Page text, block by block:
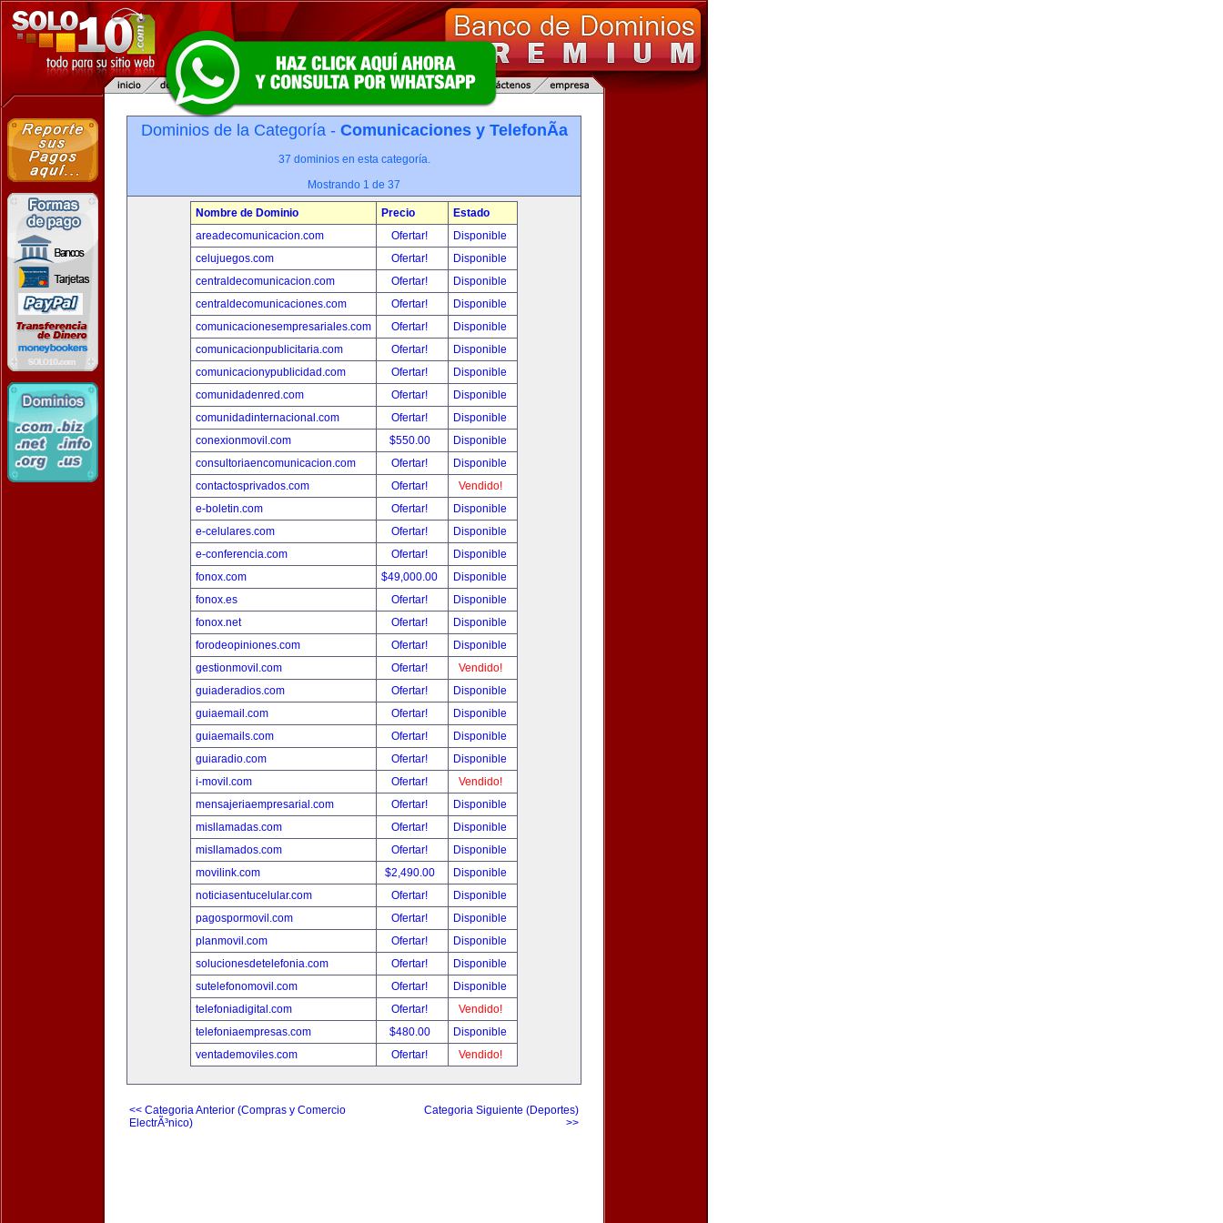
Dominios de la Categoría - Comunicaciones y TelefonÃ­a
37 dominios en esta categoría.
Mostrando 1 de 37
Nombre de Dominio Precio
Estado
areadecomunicacion.com
Ofertar!
Disponible
celujuegos.com
Ofertar!
Disponible
centraldecomunicacion.com
Ofertar!
Disponible
centraldecomunicaciones.com
Ofertar!
Disponible
comunicacionesempresariales.com
Ofertar!
Disponible
comunicacionpublicitaria.com
Ofertar!
Disponible
comunicacionypublicidad.com
Ofertar!
Disponible
comunidadenred.com
Ofertar!
Disponible
comunidadinternacional.com
Ofertar!
Disponible
conexionmovil.com
$550.00
Disponible
consultoriaencomunicacion.com
Ofertar!
Disponible
contactosprivados.com
Ofertar!
Vendido!
e-boletin.com
Ofertar!
Disponible
e-celulares.com
Ofertar!
Disponible
e-conferencia.com
Ofertar!
Disponible
fonox.com
$49,000.00
Disponible
fonox.es
Ofertar!
Disponible
fonox.net
Ofertar!
Disponible
forodeopiniones.com
Ofertar!
Disponible
gestionmovil.com
Ofertar!
Vendido!
guiaderadios.com
Ofertar!
Disponible
guiaemail.com
Ofertar!
Disponible
guiaemails.com
Ofertar!
Disponible
guiaradio.com
Ofertar!
Disponible
i-movil.com
Ofertar!
Vendido!
mensajeriaempresarial.com
Ofertar!
Disponible
misllamadas.com
Ofertar!
Disponible
misllamados.com
Ofertar!
Disponible
movilink.com
$2,490.00
Disponible
noticiasentucelular.com
Ofertar!
Disponible
pagospormovil.com
Ofertar!
Disponible
planmovil.com
Ofertar!
Disponible
solucionesdetelefonia.com
Ofertar!
Disponible
sutelefonomovil.com
Ofertar!
Disponible
telefoniadigital.com
Ofertar!
Vendido!
telefoniaempresas.com
$480.00
Disponible
ventademoviles.com
Ofertar! Vendido!
<< Categoria Anterior (Compras y Comercio
ElectrÃ³nico)
Categoria Siguiente (Deportes)
>>